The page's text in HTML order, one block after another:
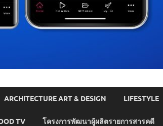
ARCHITECTURE ART & DESIGN LIFESTYLE
TV โครงการพัฒนาผู้ผลิตรายการสารคดี